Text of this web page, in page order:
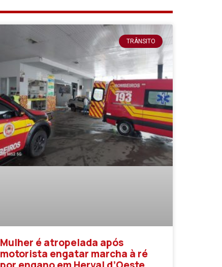
TRÂNSITO
Mulher é atropelada após
motorista engatar marcha à ré